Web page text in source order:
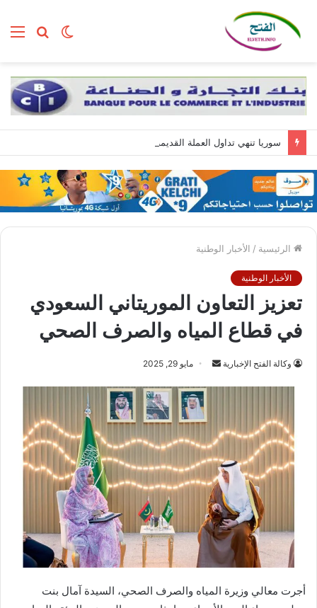
بحث الوضع
سوريا تنهي تداول العملة القديمة وتبدأ المرحلة الأخيرة من سحبها
الرئيسية / الأخبار الوطنية
الأخبار الوطنية
تعزيز التعاون الموريتاني السعودي
في قطاع المياه والصرف الصحي
وكالة الفتح الإخبارية
أرسل
إلكترونيا
مايو 29, 2025
أجرت معالي وزيرة المياه والصرف الصحي، السيدة آمال بنت